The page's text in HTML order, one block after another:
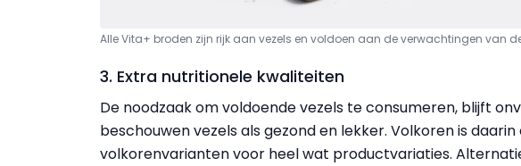
Alle Vita+ broden zijn rijk aan vezels en voldoen aan de verwachtingen van
3. Extra nutritionele kwaliteiten
De noodzaak om voldoende vezels te consumeren, blijft
beschouwen vezels als gezond en lekker. Volkoren is
volkorenvarianten voor heel wat productvariaties.